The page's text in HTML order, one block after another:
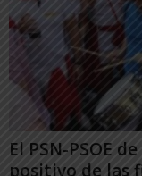
El PSN-PSOE
positivo de las